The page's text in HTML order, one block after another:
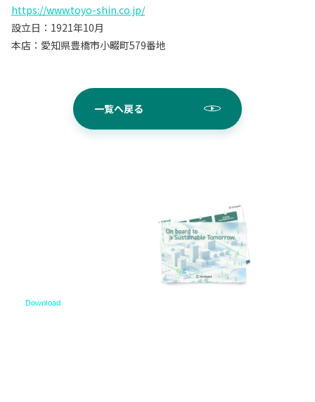
https://www.toyo-shin.co.jp/
設立日：1921年10月
本店：愛知県豊橋市小畷町579番地
一覧へ戻る
Download